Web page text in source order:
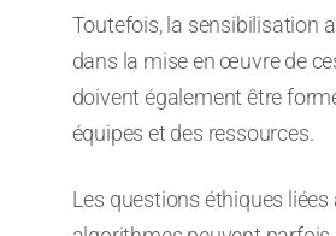
Toutefois, la sensibilisation
dans la mise en œuvre de
doivent également être
équipes et des ressources.
Les questions éthiques